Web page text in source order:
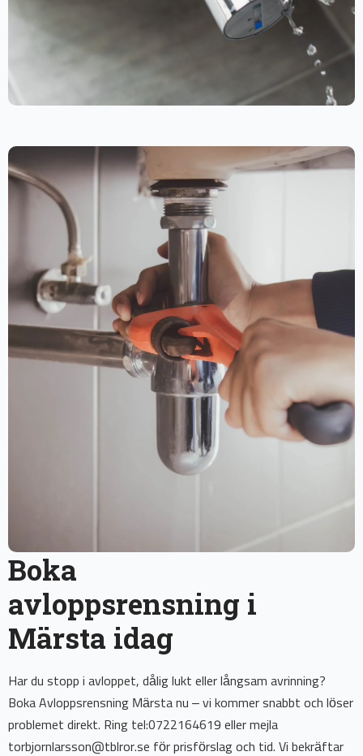
Boka
avloppsrensning i
Märsta idag
Har du stopp i avloppet, dålig lukt eller långsam avrinning?
Boka Avloppsrensning Märsta nu – vi kommer snabbt och löser
problemet direkt. Ring tel:0722164619 eller mejla
torbjornlarsson@tblror.se för prisförslag och tid. Vi bekräftar